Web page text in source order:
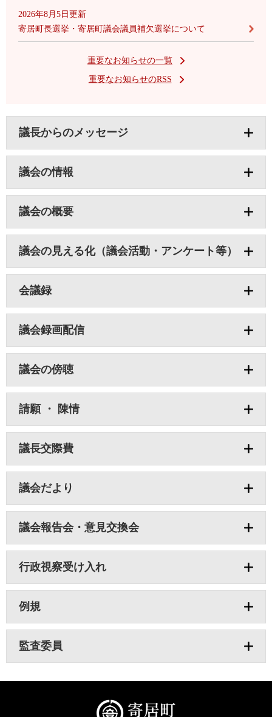
2026年8月5日更新
寄居町長選挙・寄居町議会議員補欠選挙について
重要なお知らせの一覧
重要なお知らせのRSS
議長からのメッセージ
議会の情報
議会の概要
議会の見える化（議会活動・アンケート等）
会議録
議会録画配信
議会の傍聴
請願 ・ 陳情
議長交際費
議会だより
議会報告会・意見交換会
行政視察受け入れ
例規
監査委員